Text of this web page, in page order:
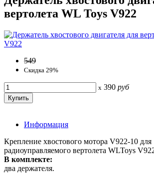
вертолета WL Toys V922
549
Скидка 29%
x 390 руб
Информация
Крепление хвостового мотора V922-10 для
радиоуправляемого вертолета WLToys
В комплекте:
два держателя.